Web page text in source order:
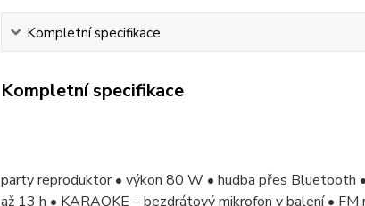
Kompletní specifikace
Kompletní specifikace
party reproduktor • výkon 80 W • hudba přes Bluetooth
až 13 h • KARAOKE – bezdrátový mikrofon v balení •